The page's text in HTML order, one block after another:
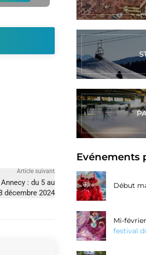
Article suivant
: du 5 au
décembre 2024
Evénements
Début
Mi-
festival